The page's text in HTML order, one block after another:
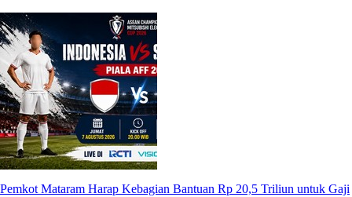
Pemkot Mataram Harap Kebagian Bantuan Rp 20,5 Triliun untuk Gaji